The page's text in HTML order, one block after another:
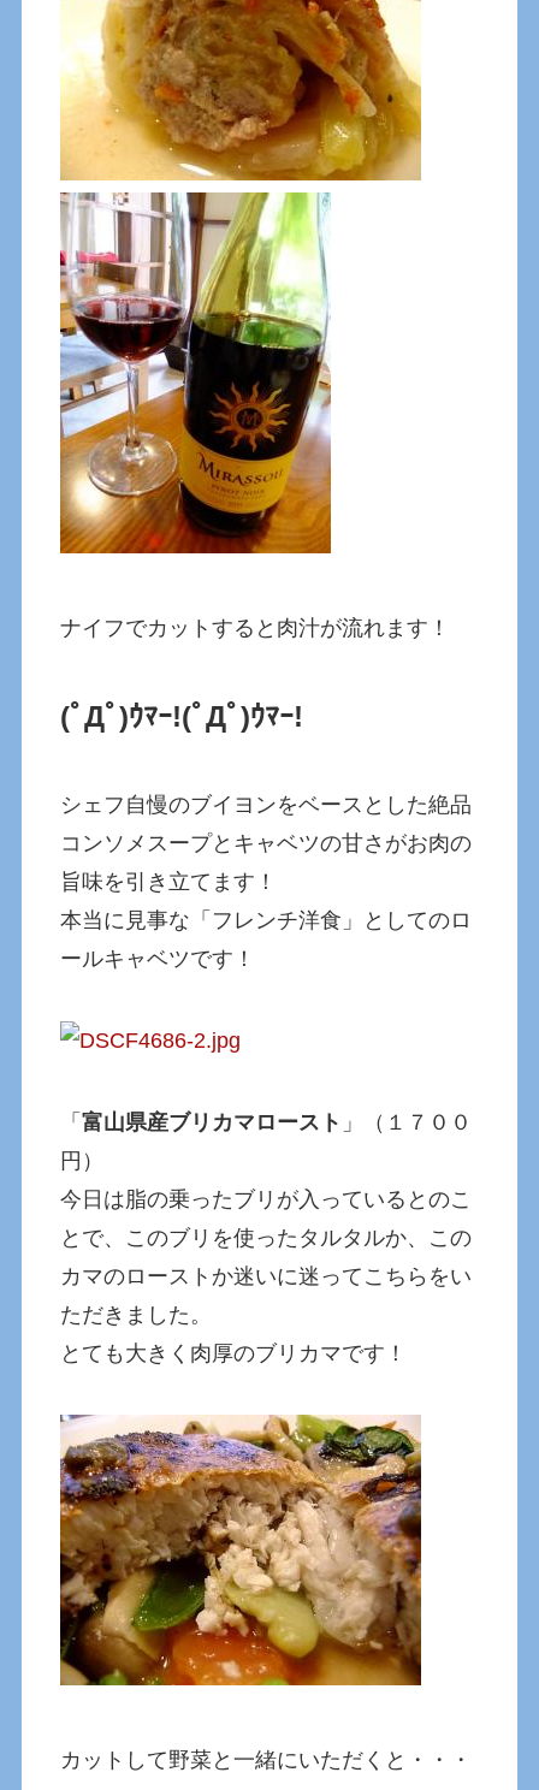
ナイフでカットすると肉汁が流れます！
(ﾟДﾟ)ｳﾏｰ!(ﾟДﾟ)ｳﾏｰ!
シェフ自慢のブイヨンをベースとした絶品
コンソメスープとキャベツの甘さがお肉の
旨味を引き立てます！
本当に見事な「フレンチ洋食」としてのロ
ールキャベツです！
「富山県産ブリカマロースト 」（１７００
円）
今日は脂の乗ったブリが入っているとのこ
とで、このブリを使ったタルタルか、この
カマのローストか迷いに迷ってこちらをい
ただきました。
とても大きく肉厚のブリカマです！
カットして野菜と一緒にいただくと・・・